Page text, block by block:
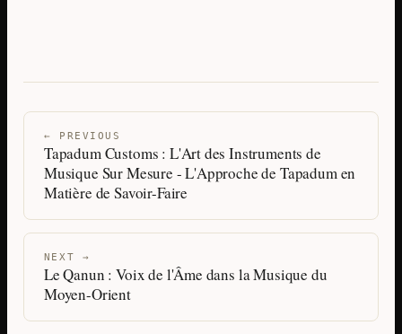
← PREVIOUS
Tapadum Customs : L'Art des Instruments de
Musique Sur Mesure - L'Approche de Tapadum en
Matière de Savoir-Faire
NEXT →
Le Qanun : Voix de l'Âme dans la Musique du
Moyen-Orient